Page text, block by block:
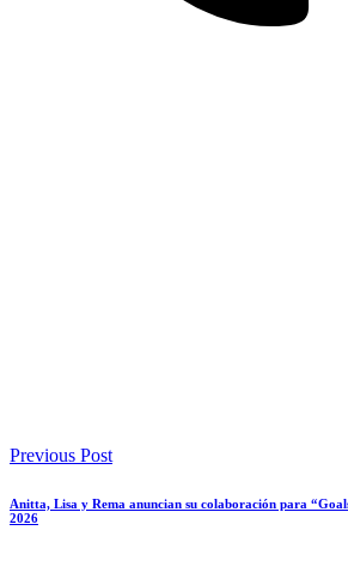
Previous Post
Anitta, Lisa y Rema anuncian su colaboración para
2026